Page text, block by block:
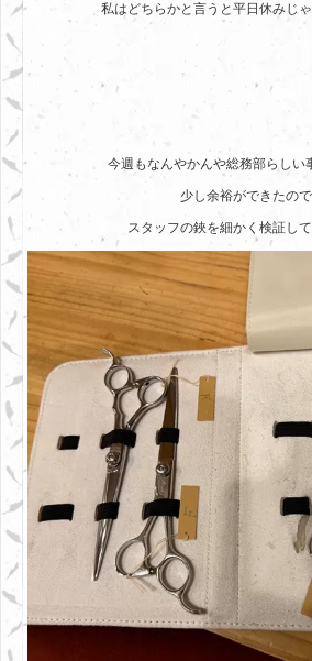
私はどちらかと言うと平日休みじ
今週もなんやかんや総務部らしい
少し余裕ができたので
スタッフの鋏を細かく検証し